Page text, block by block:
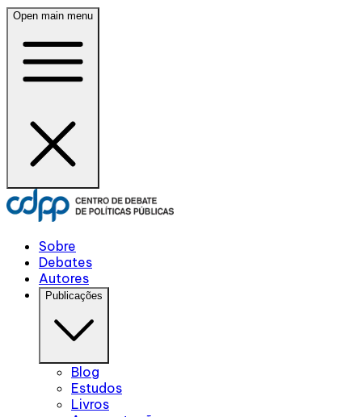
Open main menu
Sobre
Debates
Autores
Publicações
Blog
Estudos
Livros